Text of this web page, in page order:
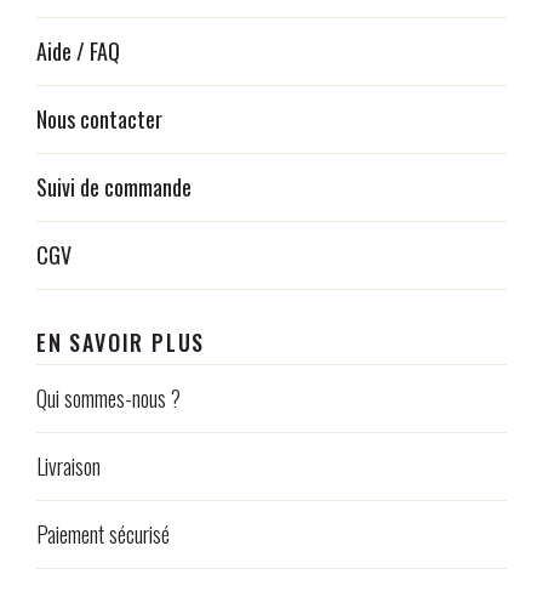
Aide / FAQ
Nous contacter
Suivi de commande
CGV
EN SAVOIR PLUS
Qui sommes-nous ?
Livraison
Paiement sécurisé